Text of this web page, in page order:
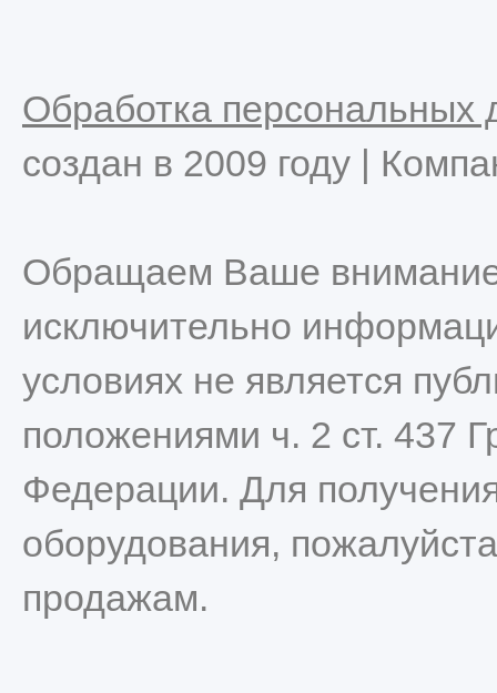
Обработка персональных
создан в 2009 году |
Обращаем Ваше внимание
исключительно
условиях не является
положениями ч. 2 ст. 437
Федерации. Для
оборудования,
продажам.